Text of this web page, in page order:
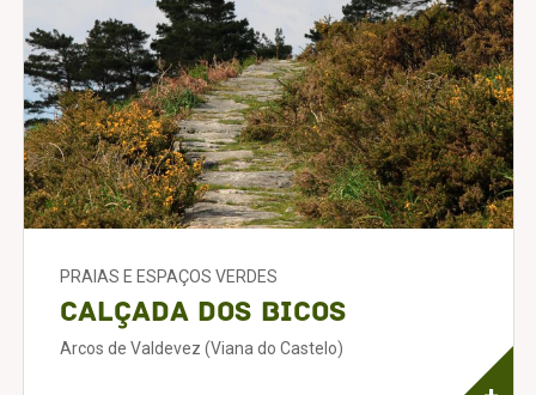
PRAIAS E ESPAÇOS VERDES
Calçada dos Bicos
Arcos de Valdevez (Viana do Castelo)